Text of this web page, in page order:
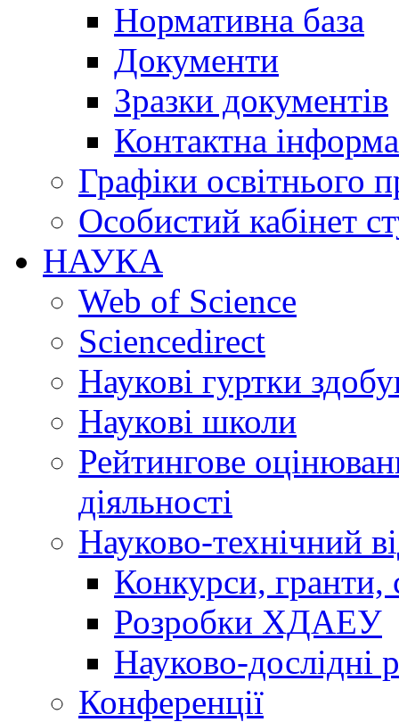
Нормативна база
Документи
Зразки документів
Контактна
Графіки освітнього
Особистий кабінет
НАУКА
Web of Science
Sciencedirect
Наукові гуртки
Наукові школи
Рейтингове
діяльності
Науково-технічний
Конкурси, гранти,
Розробки ХДАЕУ
Науково-дослідні
Конференції